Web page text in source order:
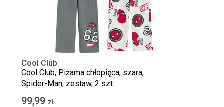
Cool Club
Cool Club, Piżama chłopięca, szara,
Spider-Man, zestaw, 2 szt.
99,99 zł